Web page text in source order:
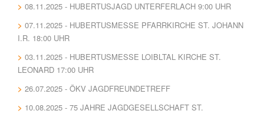
08.11.2025 - HUBERTUSJAGD UNTERFERLACH 9:00 UHR
07.11.2025 - HUBERTUSMESSE PFARRKIRCHE ST. JOHANN
I.R. 18:00 UHR
03.11.2025 - HUBERTUSMESSE LOIBLTAL KIRCHE ST.
LEONARD 17:00 UHR
26.07.2025 - ÖKV JAGDFREUNDETREFF
10.08.2025 - 75 JAHRE JAGDGESELLSCHAFT ST.